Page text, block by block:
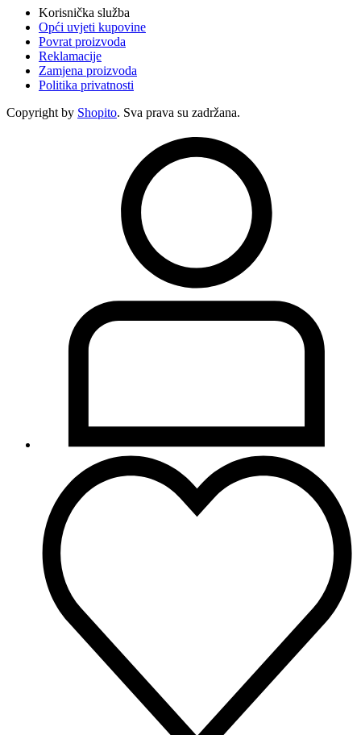
Korisnička služba
Opći uvjeti kupovine
Povrat proizvoda
Reklamacije
Zamjena proizvoda
Politika privatnosti
Copyright by Shopito. Sva prava su zadržana.